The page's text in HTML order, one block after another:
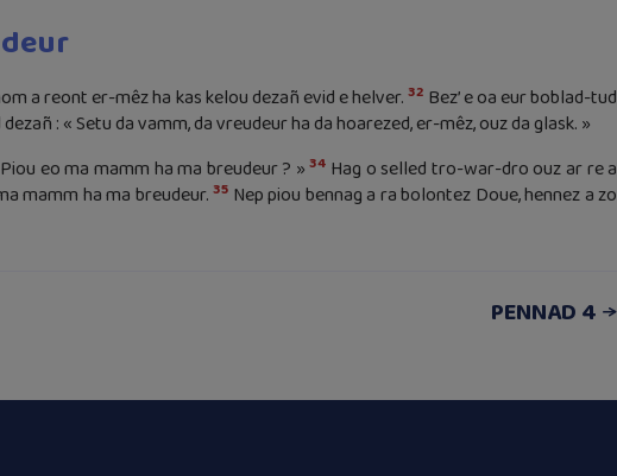
a reont er-mêz ha kas kelou dezañ evid e helver.32 Bez’ e oa eur boblad-tud
: « Setu da vamm, da vreudeur ha da hoarezed, er-mêz, ouz da glask. »
eo ma mamm ha ma breudeur ? »34 Hag o selled tro-war-dro ouz ar re a
mamm ha ma breudeur.35 Nep piou bennag a ra bolontez Doue, hennez a zo
PENNAD 4